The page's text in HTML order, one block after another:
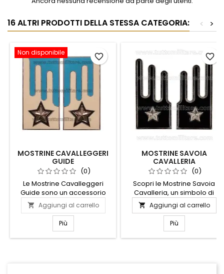
16 ALTRI PRODOTTI DELLA STESSA CATEGORIA: >
<
Non disponibile
MOSTRINE CAVALLEGGERI
GUIDE
(0)
Le Mostrine Cavalleggeri
Guide sono un accessorio
distintivo e raffinato, perfetto
per chi desidera aggiungere
un tocco di eleganza storica
alla propria uniforme o
collezione. Realizzate con
 Aggiungi al carrello
Più
favorite_border
MOSTRINE SAVOIA
CAVALLERIA
(0)
Scopri le Mostrine Savoia
Cavalleria, un simbolo di
eleganza e tradizione
militare. Questi distintivi,
realizzati con cura
artigianale, rappresentano
l'orgoglio e la storia del
 Aggiungi al carrello
Più
favorite_border